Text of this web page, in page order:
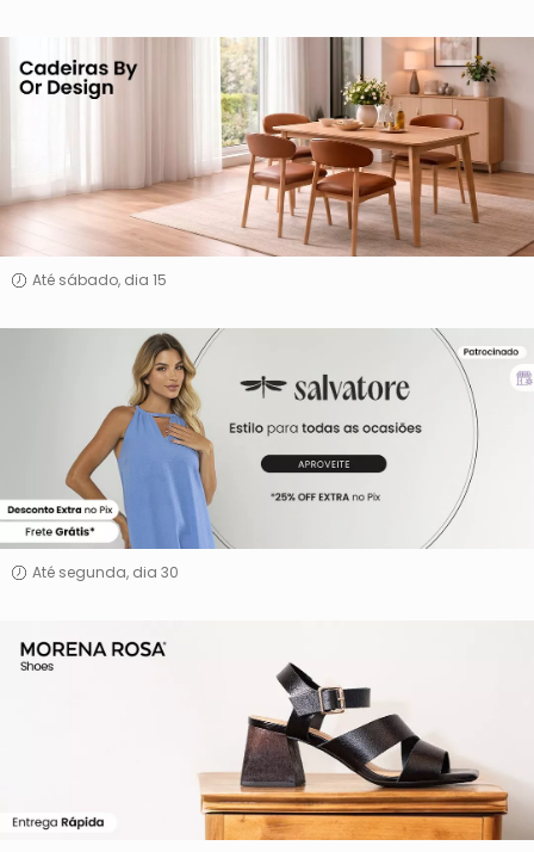
Cadeiras
By
Até sábado, dia 15
Até segunda, dia 30
Morena
Rosa